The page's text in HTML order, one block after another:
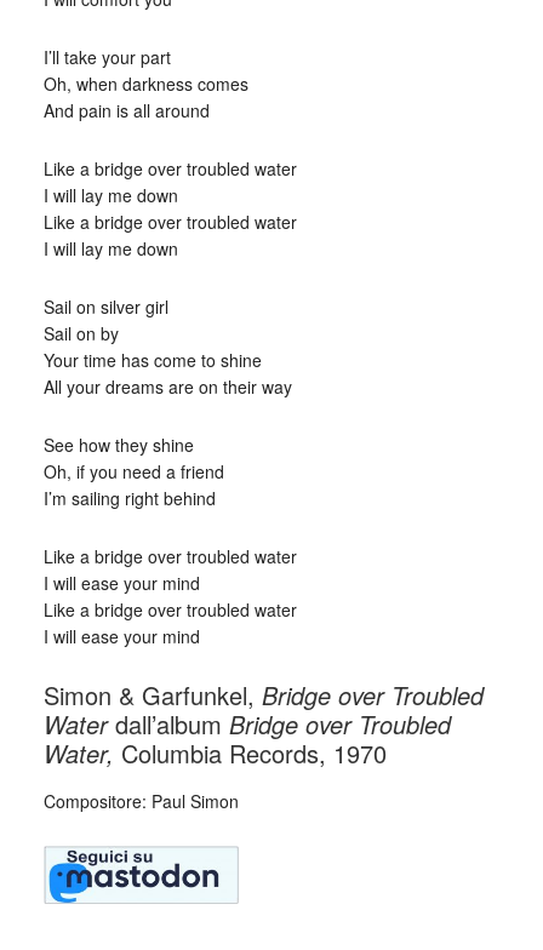
I’ll take your part
Oh, when darkness comes
And pain is all around
Like a bridge over troubled water
I will lay me down
Like a bridge over troubled water
I will lay me down
Sail on silver girl
Sail on by
Your time has come to shine
All your dreams are on their way
See how they shine
Oh, if you need a friend
I’m sailing right behind
Like a bridge over troubled water
I will ease your mind
Like a bridge over troubled water
I will ease your mind
Simon & Garfunkel, Bridge over Troubled
Waterdall’album Bridge over Troubled
Water, Columbia Records, 1970
Compositore: Paul Simon